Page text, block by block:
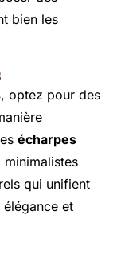
bien les
, optez pour des
écharpes
qui unifient
et